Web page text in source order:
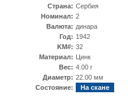
Страна: Сербия
Номинал: 2
Валюта: динара
Год: 1942
KM#: 32
Материал: Цинк
Вес: 4.00 г
Диаметр: 22.00 мм
Состояние:
На скане